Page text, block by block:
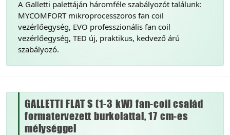
A Galletti palettáján háromféle szabályozót találunk:
MYCOMFORT mikroprocesszoros fan coil
vezérlőegység, EVO professzionális fan coil
vezérlőegység, TED új, praktikus, kedvező árú
szabályozó.
GALLETTI FLAT S (1-3 kW) fan-coil család
formatervezett burkolattal, 17 cm-es
mélységgel